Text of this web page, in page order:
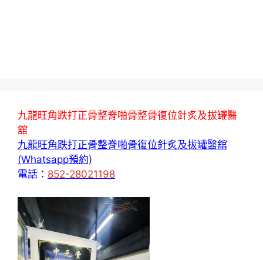
九龍旺角跌打正骨整脊啪骨整骨復位針炙及拔罐醫
舘
九龍旺角跌打正骨整脊啪骨復位針炙及拔罐醫舘
(Whatsapp預約)
電話： 852-28021198